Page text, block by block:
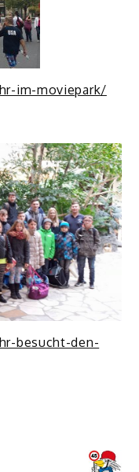
im-moviepark/
besucht-den-